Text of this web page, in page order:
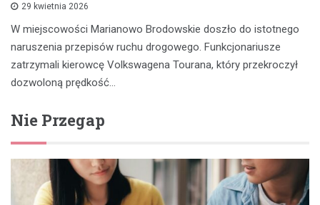
29 kwietnia 2026
W miejscowości Marianowo Brodowskie doszło do istotnego
naruszenia przepisów ruchu drogowego. Funkcjonariusze
zatrzymali kierowcę Volkswagena Tourana, który przekroczył
dozwoloną prędkość…
Nie Przegap